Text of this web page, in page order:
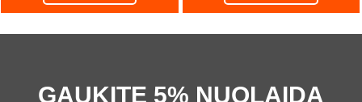
GAUKITE 5% NUOLAIDA